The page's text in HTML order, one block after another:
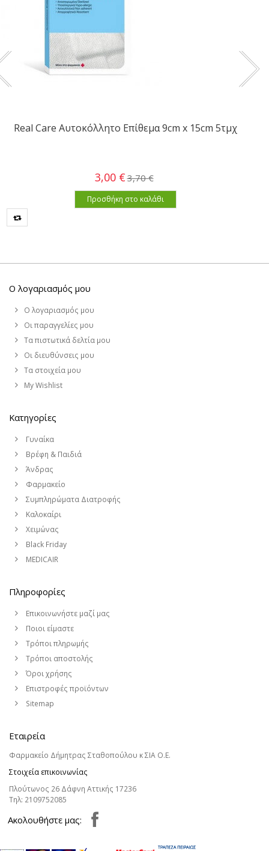
Real Care Αυτοκόλλητο Επίθεμα 9cm x 15cm 5τμχ
3,00 €3,70 €
Προσθήκη στο καλάθι
Ο λογαριασμός μου
Ο λογαριασμός μου
Οι παραγγελίες μου
Τα πιστωτικά δελτία μου
Οι διευθύνσεις μου
Τα στοιχεία μου
My Wishlist
Κατηγορίες
Γυναίκα
Βρέφη & Παιδιά
Άνδρας
Φαρμακείο
Συμπληρώματα Διατροφής
Καλοκαίρι
Χειμώνας
Black Friday
MEDICAIR
Πληροφορίες
Επικοινωνήστε μαζί μας
Ποιοι είμαστε
Τρόποι πληρωμής
Τρόποι αποστολής
Όροι χρήσης
Επιστροφές προϊόντων
Sitemap
Εταιρεία
Φαρμακείο Δήμητρας Σταθοπούλου κ ΣΙΑ Ο.Ε.
Στοιχεία επικοινωνίας
Πλούτωνος 26 Δάφνη Αττικής 17236
Τηλ: 2109752085
Aκολουθήστε μας: